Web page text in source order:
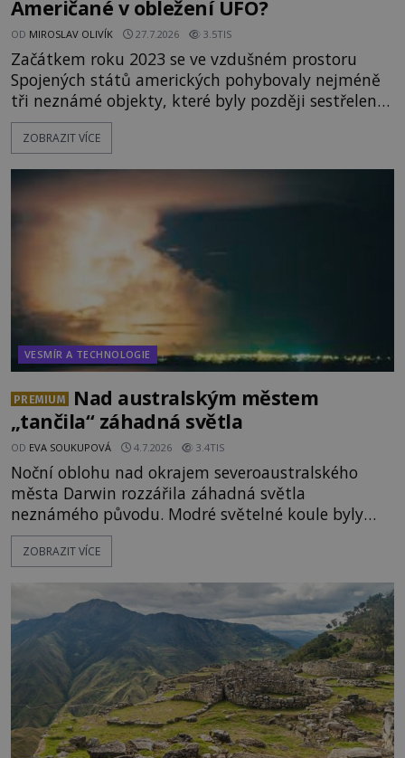
Američané v obležení UFO?
OD MIROSLAV OLIVÍK 27.7.2026 3.5TIS
Začátkem roku 2023 se ve vzdušném prostoru
Spojených států amerických pohybovaly nejméně
tři neznámé objekty, které byly později sestřeleny.
Do dnešních dnů nebyly trosky těchto létajících
těles objeveny. Je možné, že šlo o nějaké nové
mimozemského původu? Dne 4. února roku 2023
vydává
ZOBRAZIT VÍCE
VESMÍR A TECHNOLOGIE
PREMIUM
Nad australským městem
„tančila“ záhadná světla
OD EVA SOUKUPOVÁ 4.7.2026 3.4TIS
Noční oblohu nad okrajem severoaustralského
města Darwin rozzářila záhadná světla
neznámého původu. Modré světelné koule byly
viditelné nejméně dvacet minut, během nichž se
opakovaně objevovaly a zase mizely. Svědek, který
mohlo jít o návštěvu ze světa duchů. Záhadný
záznam okamžitě rozpoutal deb
ZOBRAZIT VÍCE